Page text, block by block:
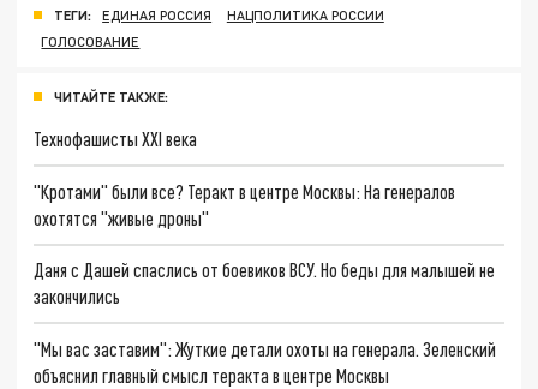
ТЕГИ: ЕДИНАЯ РОССИЯ
НАЦПОЛИТИКА РОССИИ
ГОЛОСОВАНИЕ
ЧИТАЙТЕ ТАКЖЕ:
Технофашисты XXI века
"Кротами" были все? Теракт в центре Москвы: На генералов
охотятся "живые дроны"
Даня с Дашей спаслись от боевиков ВСУ. Но беды для малышей не
закончились
"Мы вас заставим": Жуткие детали охоты на генерала. Зеленский
объяснил главный смысл теракта в центре Москвы